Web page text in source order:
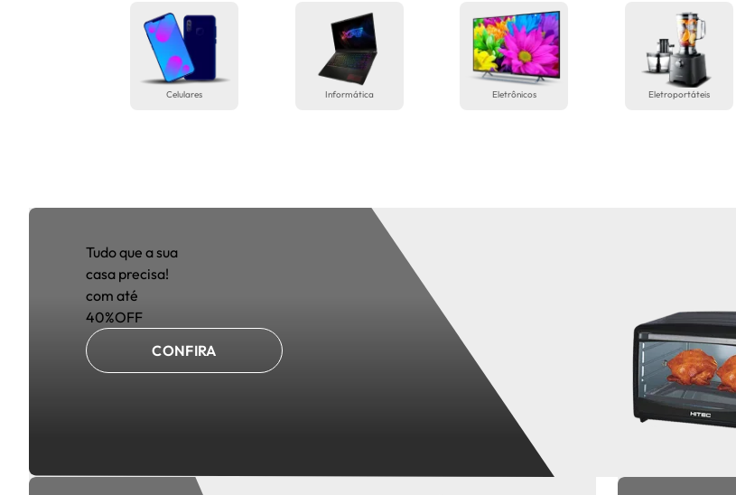
Celulares Informática Eletrônicos Eletroportáteis
Tudo que a sua
casa precisa!
com até
40%OFF
CONFIRA